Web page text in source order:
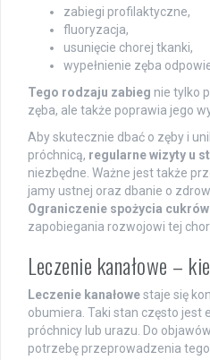
zabiegi profilaktyczne,
fluoryzacja,
usunięcie chorej tkanki,
wypełnienie zęba
Tego rodzaju zabieg nie tylko
zęba, ale także poprawia jego
Aby skutecznie dbać o zęby i
próchnicą, regularne wizyty u
niezbędne. Ważne jest także
jamy ustnej oraz dbanie o
Ograniczenie spożycia cukrów
zapobiegania rozwojowi tej
Leczenie kanałowe –
Leczenie kanałowestaje się
obumiera. Taki stan często
próchnicy lub urazu. Do
potrzebę przeprowadzenia